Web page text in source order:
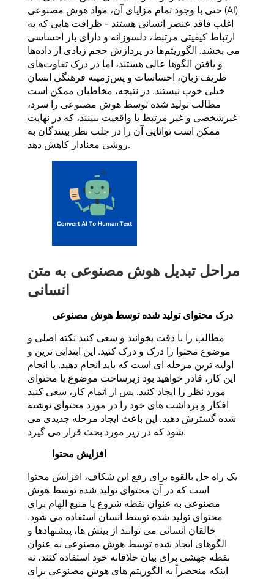
حتی با وجود تمام مزایای آن، مواد هوش مصنوعی (AI)
اغلب فاقد عنصر انسانی هستند - ظرافت هایی که به
ارتباط کیفیتی مرتبط، دلسوزانه و دارای بار احساسی
می بخشد. الگوریتم‌ها در پردازش حجم زیادی از داده‌ها
و یافتن الگوها عالی هستند، اما در درک تفاوت‌های
ظریف زبان، احساسات و پس‌زمینه فرهنگی انسان
خیلی خوب نیستند. در نتیجه، مخاطبان ممکن است
مطالب تولید شده توسط هوش مصنوعی را سرد،
غیرشخصی و غیر مرتبط با واقعیت ببینند، که در نهایت
ممکن است توانایی آن را در جلب نظر بینندگان به
روشی معنادار کاهش دهد.
مراحل تبدیل هوش مصنوعی به متن
انسانی
درک محتوای تولید شده توسط هوش مصنوعی
مطالب را با دقت بخوانید و سعی کنید نکته اصلی و
موضوع محتوا را درک و درک کنید. این ابتدایی ترین و
اولیه ترین مرحله ای است که باید انجام دهید. با انجام
این کار، قادر خواهید بود زیرساخت موضوع یا محتوای
مورد نظر را ایجاد کنید. پس از اتمام کار، سعی کنید
افکار و برداشت های خود را در مورد محتوای نوشته
شده گسترش دهید. این باعث ایجاد مرحله جدیدی می
شود که در زیر مورد بحث قرار می گیرد.
افزایش محتوا
یک راه حل بالقوه برای رفع این شکاف، افزایش محتوا
است که در آن محتوای تولید شده توسط هوش
مصنوعی به عنوان نقطه شروع یا منبع الهام برای
محتوای تولید شده توسط انسان استفاده می شود.
خالقان انسانی می توانند از بینش ها، پیشنهادها و
الگوهای ایجاد شده توسط هوش مصنوعی به عنوان
نقطه جهشی برای بیان خلاقانه خود استفاده کنند، نه
اینکه منحصراً به الگوریتم های هوش مصنوعی برای